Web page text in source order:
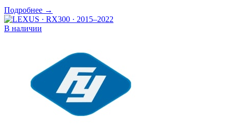
Подробнее →
В наличии